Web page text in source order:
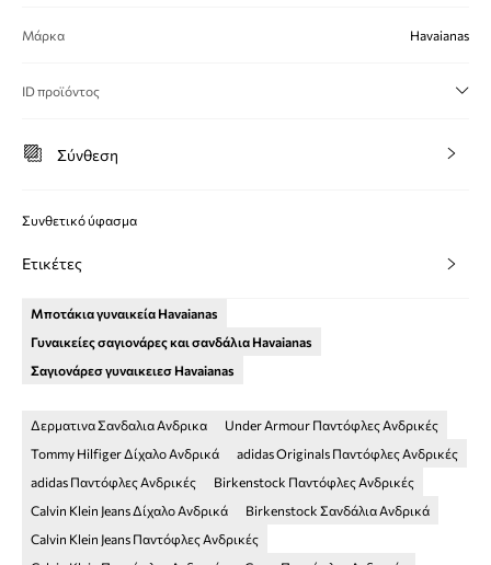
Μάρκα Havaianas
ID προϊόντος
Σύνθεση
Συνθετικό ύφασμα
Ετικέτες
Μποτάκια γυναικεία Havaianas
Γυναικείες σαγιονάρες και σανδάλια Havaianas
Σαγιονάρεσ γυναικειεσ Havaianas
Δερματινα Σανδαλια Ανδρικα
Under Armour Παντόφλες Ανδρικές
Tommy Hilfiger Δίχαλο Ανδρικά
adidas Originals Παντόφλες Ανδρικές
adidas Παντόφλες Ανδρικές
Birkenstock Παντόφλες Ανδρικές
Calvin Klein Jeans Δίχαλο Ανδρικά
Birkenstock Σανδάλια Ανδρικά
Calvin Klein Jeans Παντόφλες Ανδρικές